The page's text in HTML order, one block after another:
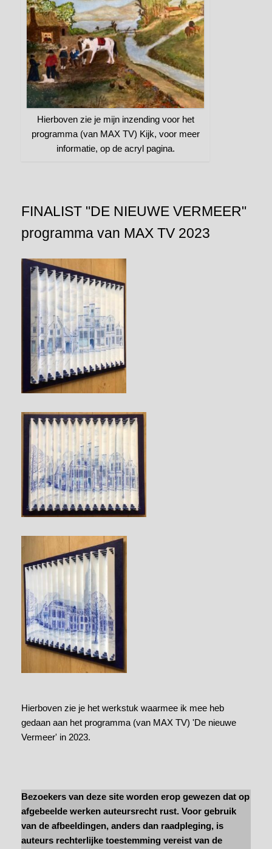
Hierboven zie je mijn inzending voor het
programma (van MAX TV) Kijk, voor meer
informatie, op de acryl pagina.
FINALIST "DE NIEUWE VERMEER"
programma van MAX TV 2023
Hierboven zie je het werkstuk waarmee ik mee heb
gedaan aan het programma (van MAX TV) 'De nieuwe
Vermeer' in 2023.
Bezoekers van deze site worden erop gewezen dat op
afgebeelde werken auteursrecht rust. Voor gebruik
van de afbeeldingen, anders dan raadpleging, is
auteurs rechterlijke toestemming vereist van de